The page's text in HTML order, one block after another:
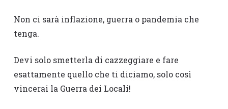
Non ci sarà inflazione, guerra o pandemia che
tenga.
Devi solo smetterla di cazzeggiare e fare
esattamente quello che ti diciamo, solo così
vincerai la Guerra dei Locali!